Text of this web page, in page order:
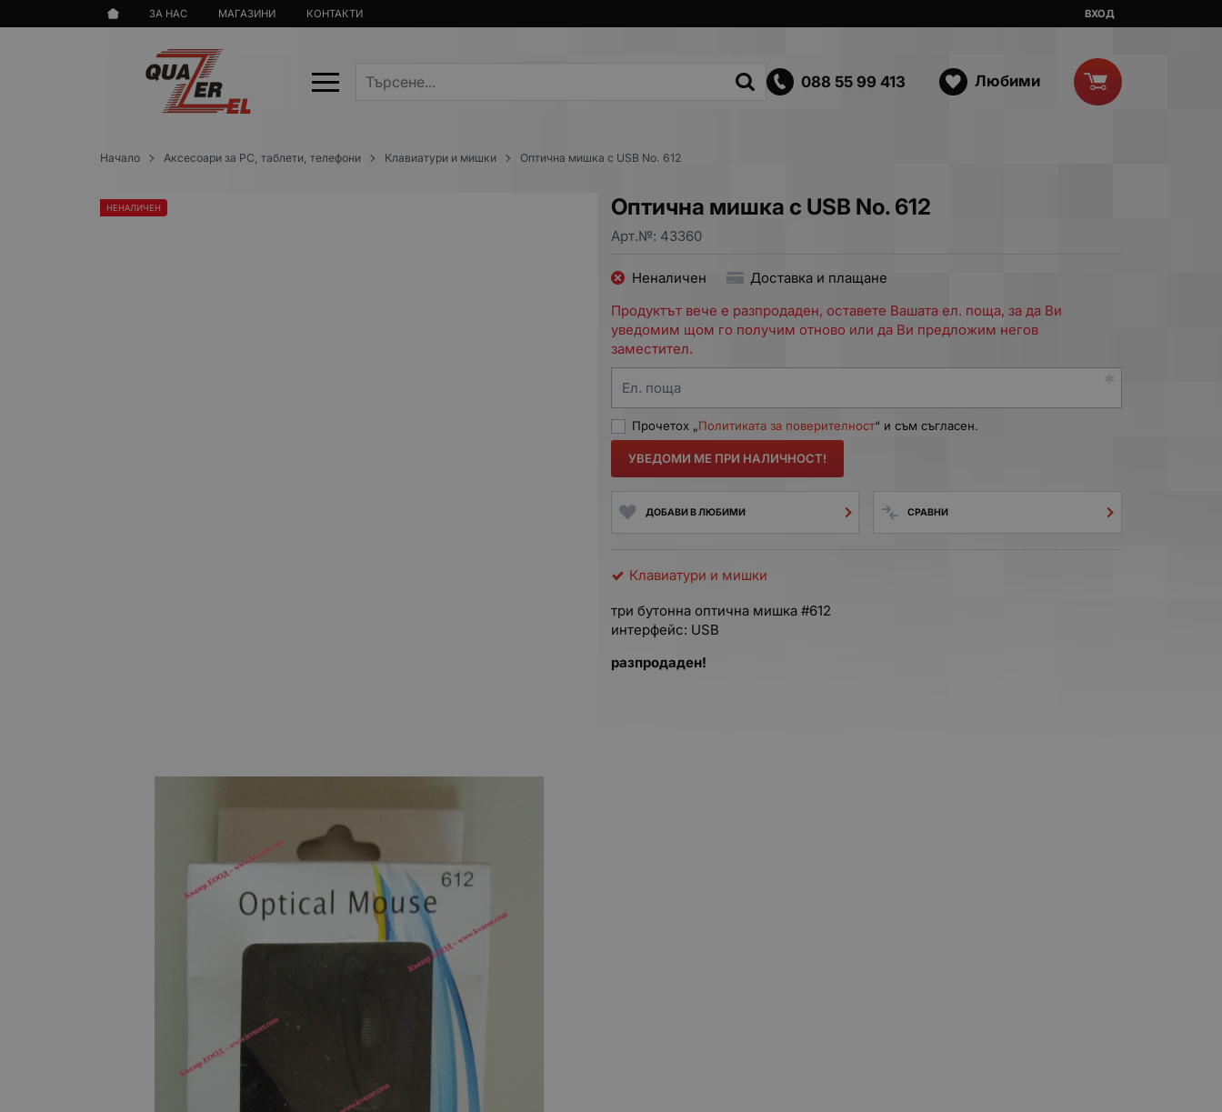
ЗА НАС МАГАЗИНИ КОНТАКТИ ВХОД
088 55 99 413 Любими
Начало Аксесоари за PC, таблети, телефони Клавиатури и мишки Оптична мишка с USB No. 612
Оптична мишка с USB No. 612
Арт.№: 43360
НЕНАЛИЧЕН
Неналичен
Доставка и плащане
Продуктът вече е разпродаден, оставете Вашата ел. поща, за да Ви
уведомим щом го получим отново или да Ви предложим негов
заместител.
Ел. поща
Прочетох „Политиката за поверителност“ и съм съгласен.
УВЕДОМИ МЕ ПРИ НАЛИЧНОСТ!
ДОБАВИ В ЛЮБИМИ СРАВНИ
Клавиатури и мишки
три бутонна оптична мишка #612
интерфейс: USB
разпродаден!